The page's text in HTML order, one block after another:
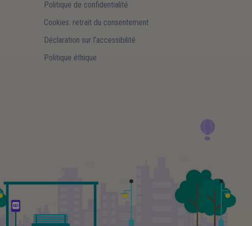
Politique de confidentialité
Cookies: retrait du consentement
Déclaration sur l'accessibilité
Politique éthique